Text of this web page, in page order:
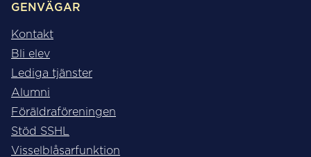
GENVÄGAR
Kontakt
Bli elev
Lediga tjänster
Alumni
Föräldraföreningen
Stöd SSHL
Visselblåsarfunktion